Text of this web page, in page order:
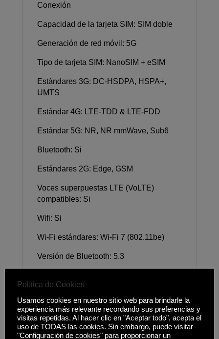
Conexión
Capacidad de la tarjeta SIM: SIM doble
Generación de red móvil: 5G
Tipo de tarjeta SIM: NanoSIM + eSIM
Estándares 3G: DC-HSDPA, HSPA+,
UMTS
Estándar 4G: LTE-TDD & LTE-FDD
Estándar 5G: NR, NR mmWave, Sub6
Bluetooth: Si
Estándares 2G: Edge, GSM
Voces superpuestas LTE (VoLTE)
compatibles: Si
Wifi: Si
Wi-Fi estándares: Wi-Fi 7 (802.11be)
Versión de Bluetooth: 5.3
850,900,1800,1900 MHz
Banda de frecuencia: Pentabanda
Bandas 3G soportadas:
850,900,1700,1900,2100 MHz
Política de Cookies
Usamos cookies en nuestro sitio web para brindarle la
experiencia más relevante recordando sus preferencias y
visitas repetidas. Al hacer clic en "Aceptar todo", acepta el
uso de TODAS las cookies. Sin embargo, puede visitar
"Configuración de cookies" para proporcionar un